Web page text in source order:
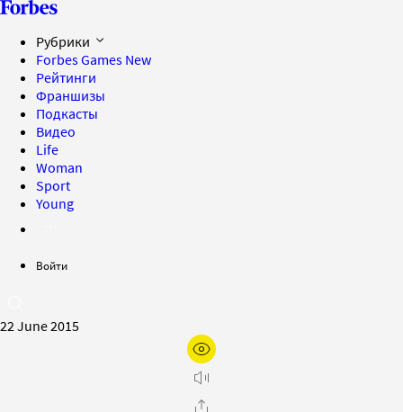
Рубрики
Forbes Games New
Рейтинги
Франшизы
Подкасты
Видео
Life
Woman
Sport
Young
Войти
22 June 2015